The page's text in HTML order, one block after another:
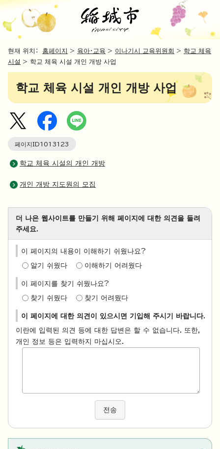
현재 위치： 홈페이지 > 육아・교육 > 이나기시 교육위원회 > 학교 체육
시설 > 학교 체육 시설 개인 개방 사업
학교 체육 시설 개인 개방 사업
페이지ID1013123
학교 체육 시설의 개인 개방
개인 개방 지도원의 모집
더 나은 웹사이트를 만들기 위해 페이지에 대한 의견을 들려
주세요.
이 페이지의 내용이 이해하기 쉬웠나요?
알기 쉬웠다 이해하기 어려웠다
이 페이지를 찾기 쉬웠나요?
찾기 쉬웠다 찾기 어려웠다
이 페이지에 대한 의견이 있으시면 기입해 주시기 바랍니다.
이란에 입력된 의견 등에 대한 답변은 할 수 없습니다. 또한,
개인 정보 등은 입력하지 마십시오.
전송